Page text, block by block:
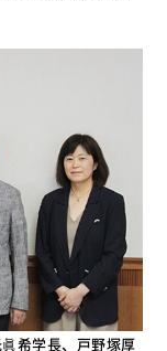
希学長、戸野塚厚